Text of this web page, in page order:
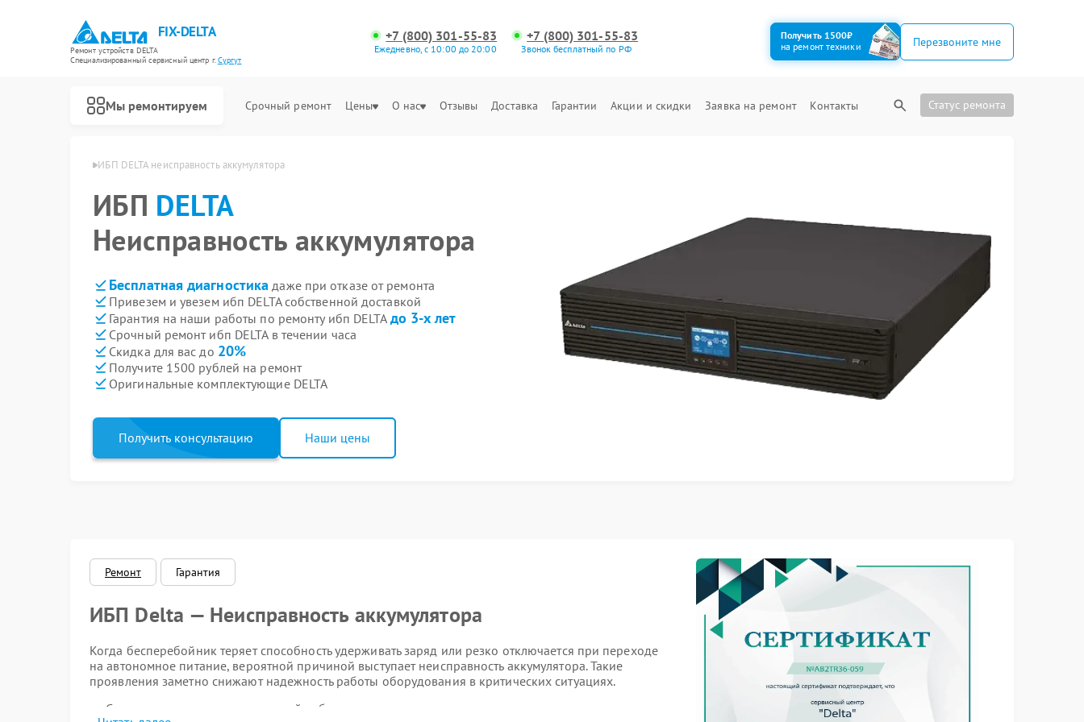
FIX-DELTA
Ремонт устройств DELTA
Специализированный cервисный центр г.Сургут
+7 (800) 301-55-83
Ежедневно, с 10:00 до 20:00
+7 (800) 301-55-83
Звонок бесплатный по РФ
Получить 1500₽
на ремонт техники
Перезвоните мне
Мы ремонтируем Срочный ремонт Цены О нас Отзывы Доставка Гарантии Акции и скидки Заявка на ремонт Контакты Статус ремонта
DELTA в Сургуте ИБП DELTA неисправность аккумулятора
ИБП DELTA
Неисправность аккумулятора
Бесплатная диагностика даже при отказе от ремонта
Привезем и увезем ибп DELTA собственной доставкой
Гарантия на наши работы по ремонту ибп DELTA до 3-х лет
Срочный ремонт ибп DELTA в течении часа
Скидка для вас до 20%
Получите 1500 рублей на ремонт
Оригинальные комплектующие DELTA
Получить консультацию Наши цены
Ремонт Гарантия
ИБП Delta — Неисправность аккумулятора
Когда бесперебойник теряет способность удерживать заряд или резко отключается при переходе
на автономное питание, вероятной причиной выступает неисправность аккумулятора. Такие
проявления заметно снижают надежность работы оборудования в критических ситуациях.
Следите за временем автономной работы: его резкое сокращение — признак деградации